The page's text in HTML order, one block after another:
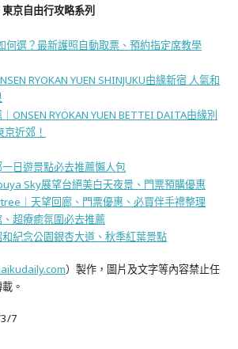
京自由行攻略系列
何選？最新護照自動取票、預約指定席教學
RYOKAN YUEN SHINJUKU由緣新宿 人氣和
ONSEN RYOKAN YUEN BETTEI DAITA由緣別
近郊！
日遊景點必去推薦懶人包
Sky展望台絕美白天夜景、門票預購優惠
｜天望回廊、門票優惠、必買伴手禮整理
超療癒氛圍必去推薦
紀念公園銀杏大道、秋季紅葉景點
）製作，圖片及文字等內容禁止任
。
7